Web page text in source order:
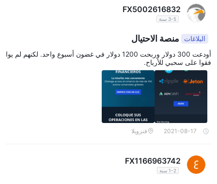
FX5002616832
3-5 سنة
البلاغات منصة الاحتيال
أودعت 300 دولار وربحت 1200 دولار في غضون أسبوع واحد. لكنهم لم يوا
فقوا على سحبي للأرباح.
2021-08-17 فنزويلا
FX1166963742
1-2 سنة